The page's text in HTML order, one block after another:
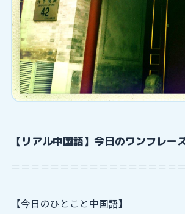
【リアル中国語】今日のワンフレー
＝＝＝＝＝＝＝＝＝＝＝＝＝＝＝＝＝
【今日のひとこと中国語】